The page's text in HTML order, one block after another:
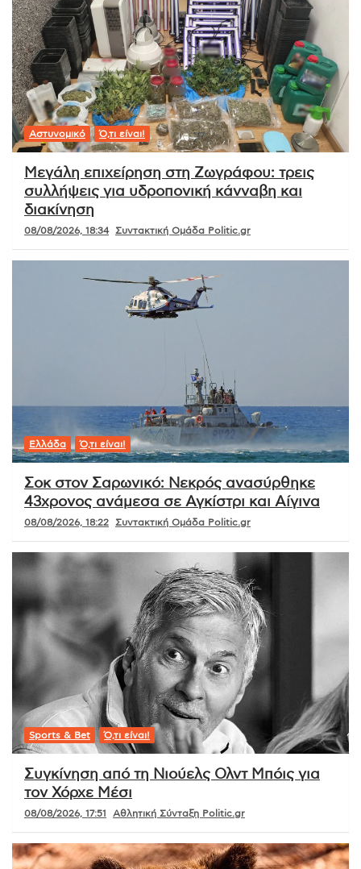
Αστυνομικό Ό,τι είναι!
Μεγάλη επιχείρηση στη Ζωγράφου: τρεις
συλλήψεις για υδροπονική κάνναβη και
διακίνηση
08/08/2026, 18:34 Συντακτική Ομάδα Politic.gr
Ελλάδα Ό,τι είναι!
Σοκ στον Σαρωνικό: Νεκρός ανασύρθηκε
43χρονος ανάμεσα σε Αγκίστρι και Αίγινα
08/08/2026, 18:22 Συντακτική Ομάδα Politic.gr
Sports & Bet Ό,τι είναι!
Συγκίνηση από τη Νιούελς Ολντ Μπόις για
τον Χόρχε Μέσι
08/08/2026, 17:51 Αθλητική Σύνταξη Politic.gr